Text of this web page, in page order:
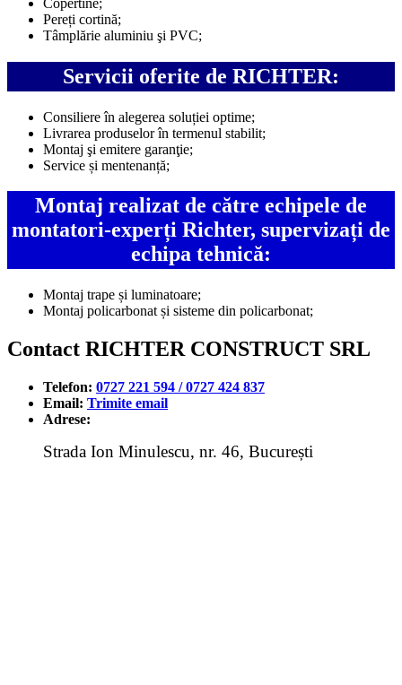
Pereți cortină;
Tâmplărie aluminiu şi PVC;
Servicii oferite de RICHTER:
Consiliere în alegerea soluției optime;
Livrarea produselor în termenul stabilit;
Montaj şi emitere garanţie;
Service și mentenanță;
Montaj realizat de către echipele de
montatori-experți Richter, supervizați de
echipa tehnică:
Montaj trape și luminatoare;
Montaj policarbonat și sisteme din policarbonat;
Contact RICHTER CONSTRUCT SRL
Telefon: 0727 221 594 / 0727 424 837
Email: Trimite email
Adrese:
Strada Ion Minulescu, nr. 46, București